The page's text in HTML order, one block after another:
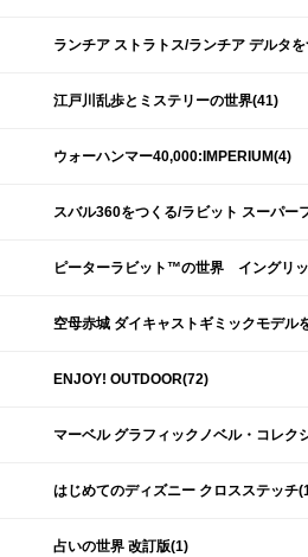
ランチア ストラトス/ランチア デルタ
江戸川乱歩とミステリーの世界(41)
ウォーハンマー40,000:IMPERIUM(4)
スバル360をつくる/ラビット スーパー
ピーターラビット™の世界 イングリ
空母赤城 ダイキャストギミックモデル
ENJOY! OUTDOOR(72)
マーベル グラフィックノベル・コレク
はじめてのディズニー クロスステッチ
占いの世界 改訂版(1)